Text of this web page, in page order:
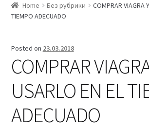
Rueda de la fortuna
Echar fiesta
Solución barata
Super amoureux
Viaje romántico.
Home Без рубрики
COMPRAR VIAGRA
TIEMPO ADECUADO
Posted on 23.03.2018
COMPRAR
USARLO EN EL
ADECUADO